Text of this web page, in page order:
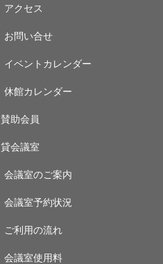
アクセス
お問い合せ
イベントカレンダー
休館カレンダー
賛助会員
貸会議室
会議室のご案内
会議室予約状況
ご利用の流れ
会議室使用料